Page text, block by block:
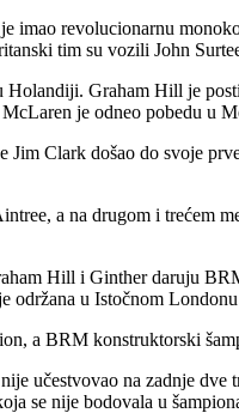
imao revolucionarnu
tim su vozili John
Holandiji. Graham Hill je
je odneo pobedu u
Jim Clark došao do svoje
a na drugom i trećem
Hill i Ginther daruju
održana u Istočnom
a BRM konstruktorski
učestvovao na zadnje
se nije bodovala u